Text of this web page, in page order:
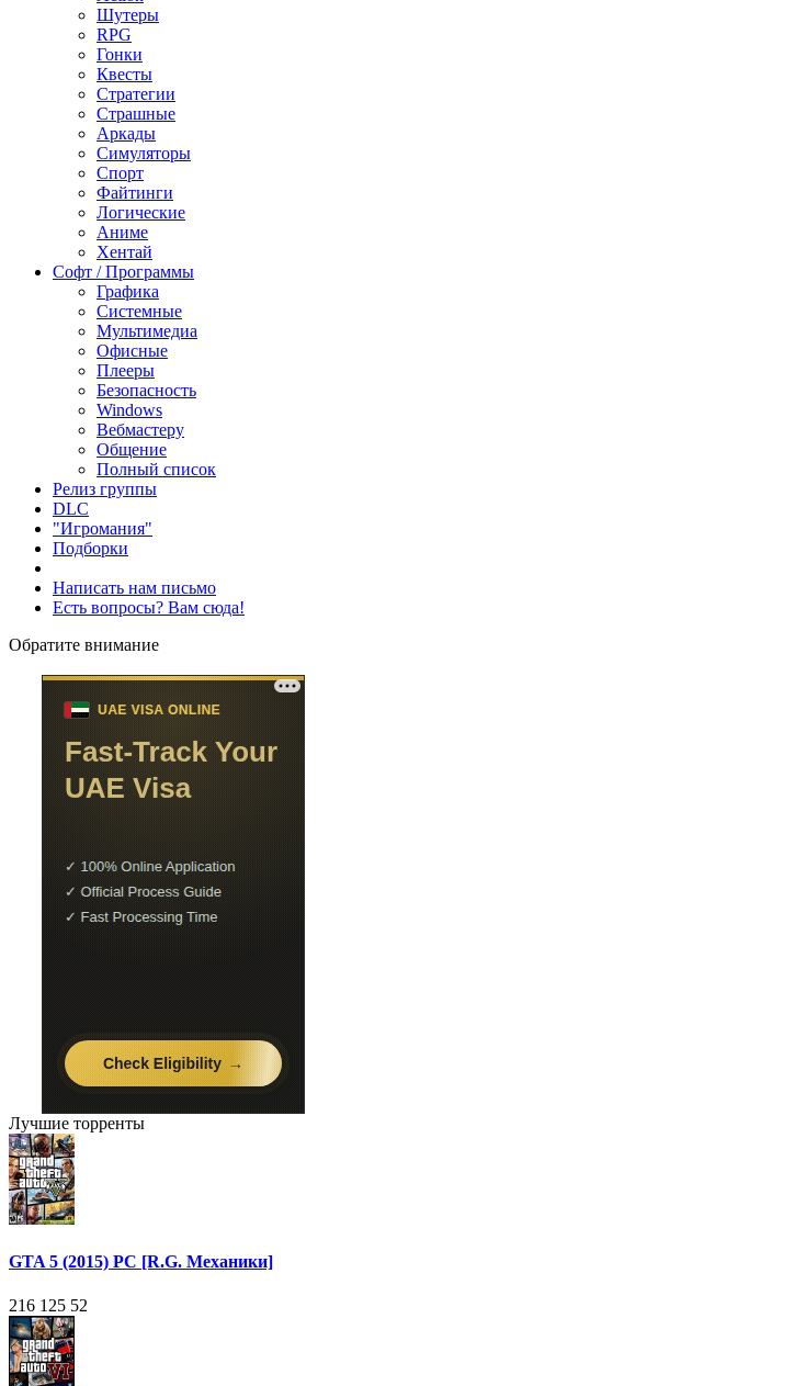
Шутеры
RPG
Гонки
Квесты
Стратегии
Страшные
Аркады
Симуляторы
Спорт
Файтинги
Логические
Аниме
Хентай
Софт / Программы
Графика
Системные
Мультимедиа
Офисные
Плееры
Безопасность
Windows
Вебмастеру
Общение
Полный список
Релиз группы
DLC
"Игромания"
Подборки
Написать нам письмо
Есть вопросы? Вам сюда!
Обратите внимание
Лучшие торренты
GTA 5 (2015) PC [R.G. Механики]
216 125 52